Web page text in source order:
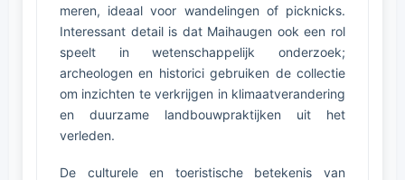
meren, ideaal voor wandelingen of picknicks.
Interessant detail is dat Maihaugen ook een rol
speelt in wetenschappelijk onderzoek;
archeologen en historici gebruiken de collectie
om inzichten te verkrijgen in klimaatverandering
en duurzame landbouwpraktijken uit het
verleden.
De culturele en toeristische betekenis van